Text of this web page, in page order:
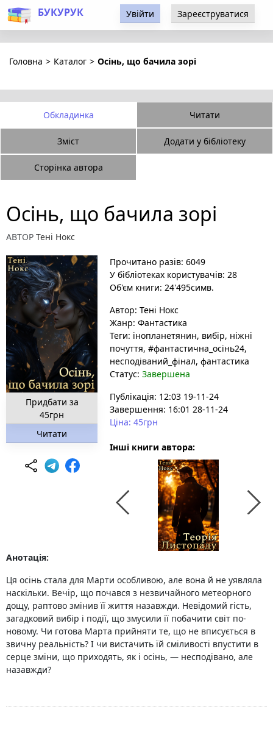
БУКУРУК Увійти Зареєструватися
Головна > Каталог > Осінь, що бачила зорі
Обкладинка Читати
Зміст Додати у бібліотеку
Сторінка автора
Осінь, що бачила зорі
АВТОР Тені Нокс
Придбати за
45грн
Читати
Прочитано разів: 6049
У бібліотеках користувачів: 28
Об'єм книги: 24'495симв.
Автор: Тені Нокс
Жанр: Фантастика
Теги: інопланетянин, вибір, ніжні
почуття, #фантастична_осінь24,
несподіваний_фінал, фантастика
Статус: Завершена
Публікація: 12:03 19-11-24
Завершення: 16:01 28-11-24
Ціна: 45грн
Інші книги автора:
Анотація:
Ця осінь стала для Марти особливою, але вона й не уявляла
наскільки. Вечір, що почався з незвичайного метеорного
дощу, раптово змінив її життя назавжди. Невідомий гість,
загадковий вибір і події, що змусили її побачити світ по-
новому. Чи готова Марта прийняти те, що не вписується в
звичну реальність? І чи вистачить їй сміливості впустити в
серце зміни, що приходять, як і осінь, — несподівано, але
назавжди?